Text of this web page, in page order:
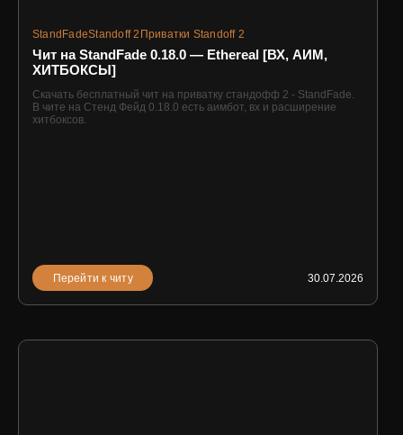
StandFadeStandoff 2 Приватки Standoff 2
Чит на StandFade 0.18.0 — Ethereal [ВХ, АИМ,
ХИТБОКСЫ]
Скачать бесплатный чит на приватку стандофф 2 - StandFade.
В чите на Стенд Фейд 0.18.0 есть аимбот, вх и расширение
хитбоксов.
Перейти к читу 30.07.2026